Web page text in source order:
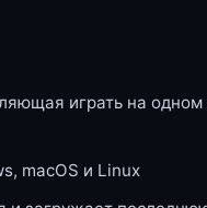
играть на одном
macOS и Linux